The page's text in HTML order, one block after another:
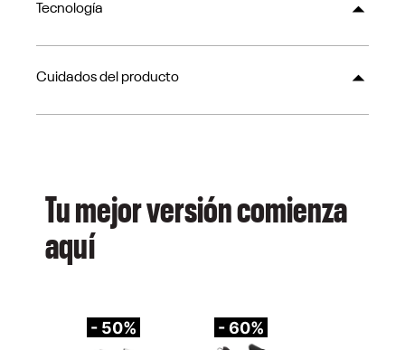
Tecnología
Cuidados del producto
Tu mejor versión comienza
aquí
- 50% - 60%